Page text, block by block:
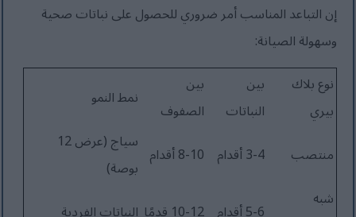
إن التباعد المناسب أمر ضروري للحصول على نباتات صحية
وسهولة الصيانة:
نوع بلاك
بيري
بين
النباتات
بين
الصفوف
نمط النمو
منتصب 3-4 أقدام 8-10 أقدام
سياج (عرض 12
بوصة)
شبه